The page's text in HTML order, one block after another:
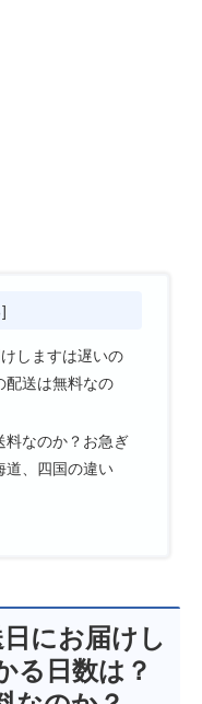
しますは遅いの
配送は無料なの
料なのか？お急ぎ
道、四国の違い
にお届けし
る日数は？